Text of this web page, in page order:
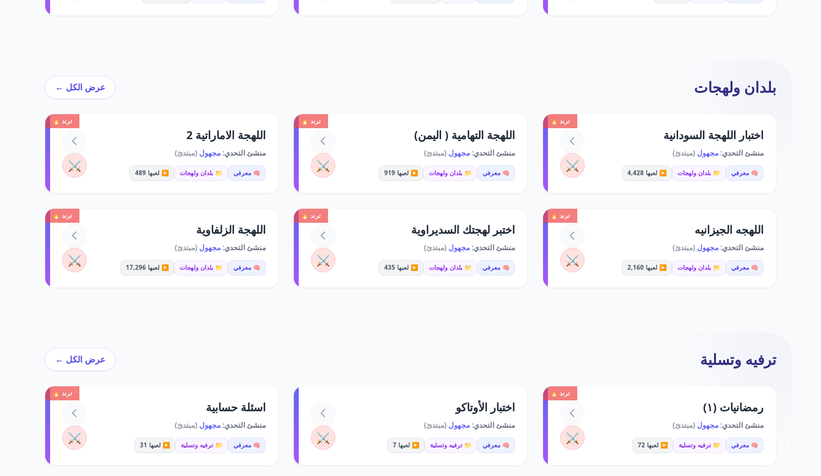
بلدان ولهجات عرض الكل ←
ترند 🔥
اختبار اللهجة السودانية
منشئ التحدي:مجهول (مبتدئ)
🧠 معرفي 📁 بلدان ولهجات ▶️ لعبها 4,428 ⚔️
ترند 🔥
اللهجة التهامية ( اليمن)
منشئ التحدي:مجهول(مبتدئ)
🧠 معرفي 📁 بلدان ولهجات ▶️ لعبها 919 ⚔️
ترند 🔥
اللهجة الاماراتية 2
منشئ التحدي:مجهول (مبتدئ)
🧠 معرفي 📁 بلدان ولهجات ▶️ لعبها 489 ⚔️
ترند 🔥
اللهجه الجيزانيه
منشئ التحدي:مجهول (مبتدئ)
🧠 معرفي 📁 بلدان ولهجات ▶️ لعبها 2,160 ⚔️
ترند 🔥
اختبر لهجتك السديراوية
منشئ التحدي:مجهول(مبتدئ)
🧠 معرفي 📁 بلدان ولهجات ▶️ لعبها 435 ⚔️
ترند 🔥
اللهجة الزلفاوية
منشئ التحدي:مجهول (مبتدئ)
🧠 معرفي 📁 بلدان ولهجات ▶️ لعبها 17,296 ⚔️
ترفيه وتسلية عرض الكل ←
ترند 🔥
رمضانيات (١)
منشئ التحدي:مجهول (مبتدئ)
🧠 معرفي 📁 ترفيه وتسلية ▶️ لعبها 72 ⚔️
اختبار الأوتاكو
منشئ التحدي:مجهول(مبتدئ)
🧠 معرفي 📁 ترفيه وتسلية ▶️ لعبها 7 ⚔️
ترند 🔥
اسئلة حسابية
منشئ التحدي:مجهول (مبتدئ)
🧠 معرفي 📁 ترفيه وتسلية ▶️ لعبها 31 ⚔️